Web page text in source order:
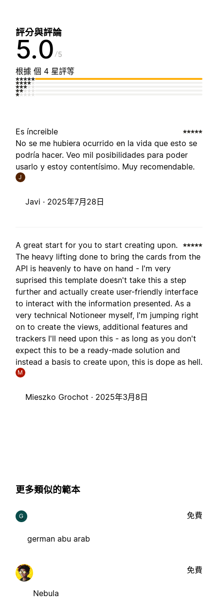
評分與評論
5.0 5
根據 個 4 星評等
Es íncreible
No se me hubiera ocurrido en la vida que esto se
podría hacer. Veo mil posibilidades para poder
usarlo y estoy contentísimo. Muy recomendable.
J
Javi · 2025年7月28日
A great start for you to start creating upon.
The heavy lifting done to bring the cards from the
API is heavenly to have on hand - I'm very
suprised this template doesn't take this a step
further and actually create user-friendly interface
to interact with the information presented. As a
very technical Notioneer myself, I'm jumping right
on to create the views, additional features and
trackers I'll need upon this - as long as you don't
expect this to be a ready-made solution and
instead a basis to create upon, this is dope as hell.
M
Mieszko Grochot · 2025年3月8日
更多類似的範本
G
german abu arab
免費
Nebula
免費